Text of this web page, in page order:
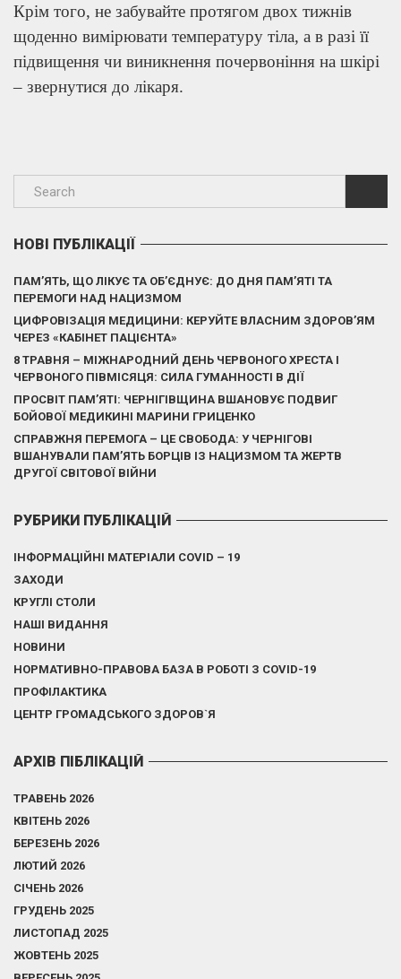
Крім того, не забувайте протягом двох тижнів
щоденно вимірювати температуру тіла, а в разі її
підвищення чи виникнення почервоніння на шкірі
– звернутися до лікаря.
НОВІ ПУБЛІКАЦІЇ
ПАМ’ЯТЬ, ЩО ЛІКУЄ ТА ОБ’ЄДНУЄ: ДО ДНЯ ПАМ’ЯТІ ТА
ПЕРЕМОГИ НАД НАЦИЗМОМ
ЦИФРОВІЗАЦІЯ МЕДИЦИНИ: КЕРУЙТЕ ВЛАСНИМ ЗДОРОВ’ЯМ
ЧЕРЕЗ «КАБІНЕТ ПАЦІЄНТА»
8 ТРАВНЯ – МІЖНАРОДНИЙ ДЕНЬ ЧЕРВОНОГО ХРЕСТА І
ЧЕРВОНОГО ПІВМІСЯЦЯ: СИЛА ГУМАННОСТІ В ДІЇ
ПРОСВІТ ПАМ’ЯТІ: ЧЕРНІГІВЩИНА ВШАНОВУЄ ПОДВИГ
БОЙОВОЇ МЕДИКИНІ МАРИНИ ГРИЦЕНКО
СПРАВЖНЯ ПЕРЕМОГА – ЦЕ СВОБОДА: У ЧЕРНІГОВІ
ВШАНУВАЛИ ПАМ’ЯТЬ БОРЦІВ ІЗ НАЦИЗМОМ ТА ЖЕРТВ
ДРУГОЇ СВІТОВОЇ ВІЙНИ
РУБРИКИ ПУБЛІКАЦІЙ
ІНФОРМАЦІЙНІ МАТЕРІАЛИ COVID – 19
ЗАХОДИ
КРУГЛІ СТОЛИ
НАШІ ВИДАННЯ
НОВИНИ
НОРМАТИВНО-ПРАВОВА БАЗА В РОБОТІ З COVID-19
ПРОФІЛАКТИКА
ЦЕНТР ГРОМАДСЬКОГО ЗДОРОВ`Я
АРХІВ ПІБЛІКАЦІЙ
ТРАВЕНЬ 2026
КВІТЕНЬ 2026
БЕРЕЗЕНЬ 2026
ЛЮТИЙ 2026
СІЧЕНЬ 2026
ГРУДЕНЬ 2025
ЛИСТОПАД 2025
ЖОВТЕНЬ 2025